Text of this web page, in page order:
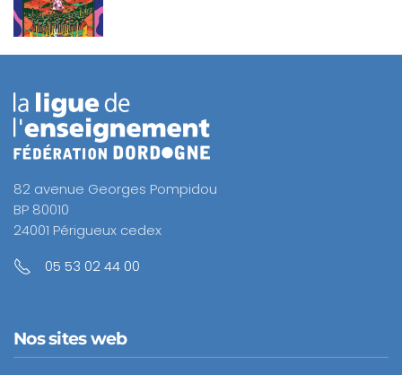
82 avenue Georges Pompidou
BP 80010
24001 Périgueux cedex
05 53 02 44 00
Nos sites web